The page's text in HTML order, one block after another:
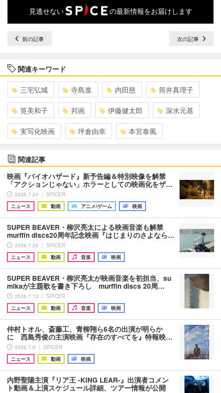
見逃せない の最新情報をお届けします
前の記事 次の記事
関連キーワード
三宅弘城 寺島進 内田慈 筒井真理子
筧美和子 邦画 伊藤健太郎 深水元基
実写化映画 坪倉由幸 本宮泰風
関連記事
映画『バイオハザード』新予告編＆特別映像を解禁
「アクションじゃない」ホラーとしての映画化をザ…
2026.7.24 ｜ SPICER
ニュース
動画 アニメ/ゲーム 映画
SUPER BEAVER・柳沢亮太による映画音楽も解禁
murffin discs20周年記念映画『はじまりのさよなら…
2026.7.22 ｜ SPICER
ニュース
動画 音楽 映画
SUPER BEAVER・柳沢亮太が映画音楽を初担当、su
mikaが主題歌を書き下ろし murffin discs 20周…
2026.7.13 ｜ SPICER
ニュース
動画 音楽 映画
仲村トオル、斎藤工、青柳翔ら6名の出演が明らか
に 西島秀俊の主演映画『存在のすべてを』特報映…
2026.7.9 ｜ SPICER
ニュース
動画 映画
内野聖陽主演『リア王 -KING LEAR-』出演者コメン
ト動画＆上演スケジュール詳細、ツアー情報が公開